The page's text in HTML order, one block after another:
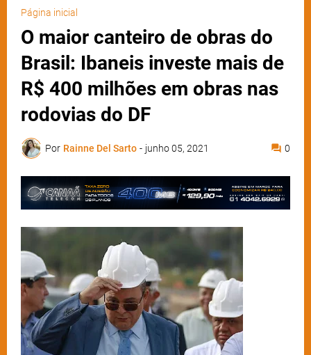
Página inicial
O maior canteiro de obras do
Brasil: Ibaneis investe mais de
R$ 400 milhões em obras nas
rodovias do DF
Por Rainne Del Sarto - junho 05, 2021 0